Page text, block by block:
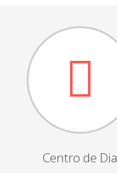
Centro de Dia